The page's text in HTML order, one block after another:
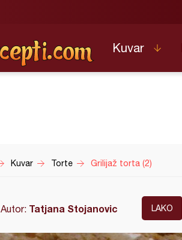
Kuvar
Kuvar Torte Grilijaž torta (2)
Autor: Tatjana Stojanovic LAKO